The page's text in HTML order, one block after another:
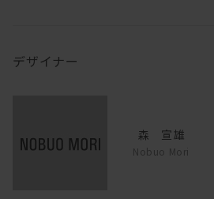
デザイナー
森 宣雄
Nobuo Mori